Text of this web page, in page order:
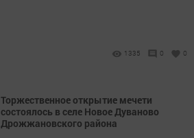
1335 0 0
Торжественное открытие мечети
состоялось в селе Новое Дуваново
Дрожжановского района